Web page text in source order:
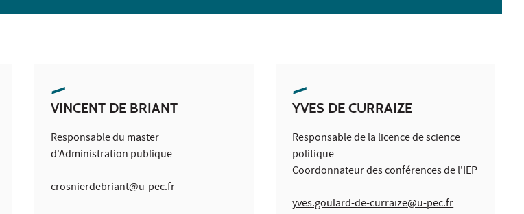
VINCENT DE BRIANT
Responsable du master
d'Administration publique
crosnierdebriant@u-pec.fr
YVES DE CURRAIZE
Responsable de la licence de science
politique
Coordonnateur des conférences de l'IEP
yves.goulard-de-curraize@u-pec.fr